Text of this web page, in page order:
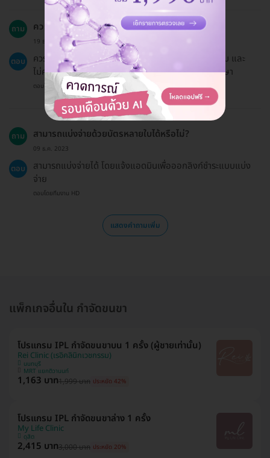
ถาม ควรเตรียมตัวอย่างไรสำหรับการกำจัดขน?
19 ธ.ค. 2024
ตอบ
ควรโกนขนก่อนเข้ารับบริการเพื่อป้องกันค่าใช้จ่ายเพิ่มเติม และ
ไม่ควรอยู่ใต้แสงแดดจัดในช่วงเวลาสั้น ๆ ก่อนทำการรักษา
ตอบโดยทีมงาน HD
ถาม สามารถแบ่งจ่ายด้วยบัตรหลายใบได้หรือไม่?
09 ธ.ค. 2023
ตอบ
สามารถแบ่งจ่ายได้ โดยแจ้งแอดมินเพื่อออกลิงก์ชำระแบบแบ่ง
จ่าย
ตอบโดยทีมงาน HD
แสดงคำถามเพิ่ม
แพ็กเกจอื่นใน กำจัดขนขา
โปรแกรม IPL กำจัดขนขาบน 1 ครั้ง (ผู้ชายเท่านั้น)
Rei Clinic (เรอิคลินิกเวชกรรม)
นนทบุรี
MRT แยกติวานนท์
1,163 บาท1,999 บาท ประหยัด 42%
โปรแกรม IPL กำจัดขนขาล่าง 1 ครั้ง
My Life Clinic
ดุสิต
2,415 บาท3,000 บาท ประหยัด 20%